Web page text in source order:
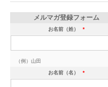
メルマガ登録フォーム
お名前（姓） *
（例）山田
お名前（名） *